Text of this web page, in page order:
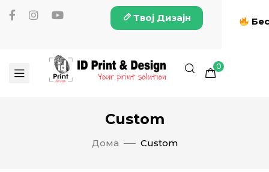
Твој Дизајн
0
Custom
Дома Custom